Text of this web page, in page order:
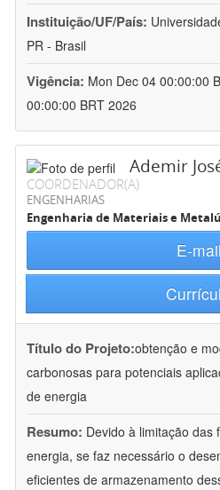
Instituição/UF/País:
PR - Brasil
Vigência: Mon Dec 04 00:00:00
00:00:00 BRT 2026
Ademir
COORDENADOR(A)
ENGENHARIAS
Engenharia de Materiais e
E-mail
Título do Projeto:obtenção e
carbonosas para potenciais
de energia
Resumo: Devido à limitação das
energia, se faz necessário o
eficientes de armazenamento